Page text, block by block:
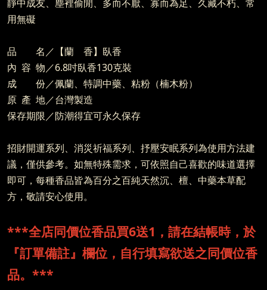
靜中成友、塵裡偷閒、多而不厭、寡而為足、久藏不朽、常
用無礙
品 名／【蘭 香】臥香
內 容 物／6.8吋臥香130克裝
成 份／佩蘭、特調中藥、粘粉（楠木粉）
原 產 地／台灣製造
保存期限／防潮得宜可永久保存
招財開運系列、消災祈福系列、抒壓安眠系列為使用方法建
議，僅供參考。如無特殊需求，可依照自己喜歡的味道選擇
即可，每種香品皆為百分之百純天然沉、檀、中藥本草配
方，敬請安心使用。
***全店同價位香品買6送1，請在結帳時，於
『訂單備註』欄位，自行填寫欲送之同價位香
品。***